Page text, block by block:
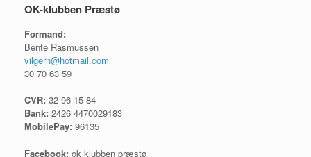
OK-klubben Præstø
Formand:
Bente Rasmussen
vilgern@hotmail.com
30 70 63 59
CVR: 32 96 15 84
Bank: 2426 4470029183
MobilePay: 96135
Facebook: ok klubben præstø